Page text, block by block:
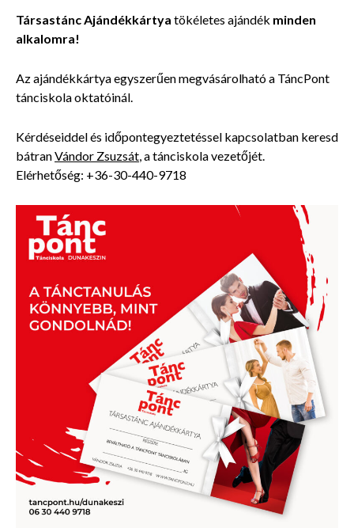
Társastánc Ajándékkártya tökéletes ajándék minden
alkalomra!
Az ajándékkártya egyszerűen megvásárolható a TáncPont
tánciskola oktatóinál.
Kérdéseiddel és időpontegyeztetéssel kapcsolatban keresd
bátranVándor Zsuzsát , a tánciskola vezetőjét.
Elérhetőség: +36-30-440-9718